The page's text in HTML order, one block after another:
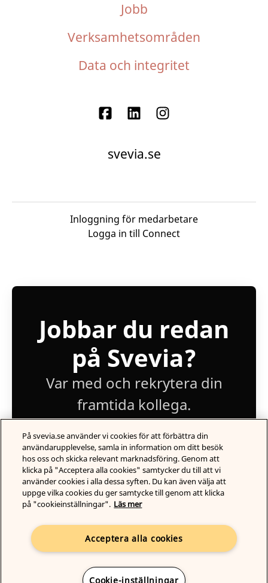
Jobb
Verksamhetsområden
Data och integritet
svevia.se
Inloggning för medarbetare
Logga in till Connect
Jobbar du redan
på Svevia?
Var med och rekrytera din
framtida kollega.
Logga in
Karriärsidafrån Teamtailor
På svevia.se använder vi cookies för att förbättra din
användarupplevelse, samla in information om ditt besök
hos oss och skicka relevant marknadsföring. Genom att
klicka på "Acceptera alla cookies" samtycker du till att vi
använder cookies i alla dessa syften. Du kan även välja att
uppge vilka cookies du ger samtycke till genom att klicka
på "cookieinställningar". Läs mer
Acceptera alla cookies
Cookie-inställningar